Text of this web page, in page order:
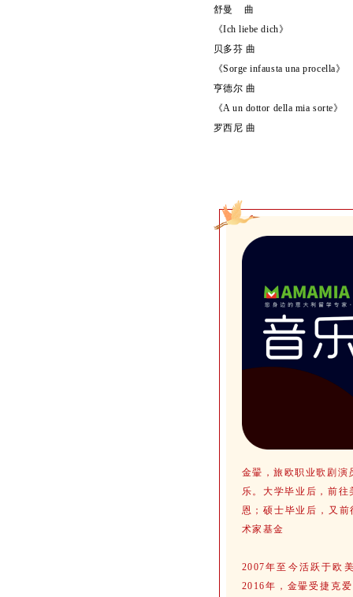
舒曼 曲
《Ich liebe dich》
贝多芬 曲
《Sorge infausta una procella》
亨德尔 曲
《A un dottor della mia sorte》
罗西尼 曲
金翬，旅欧职业歌剧演
乐。大学毕业后，前
恩；硕士毕业后，又
术家基金
2007年至今活跃于欧
2016年，金翬受捷克